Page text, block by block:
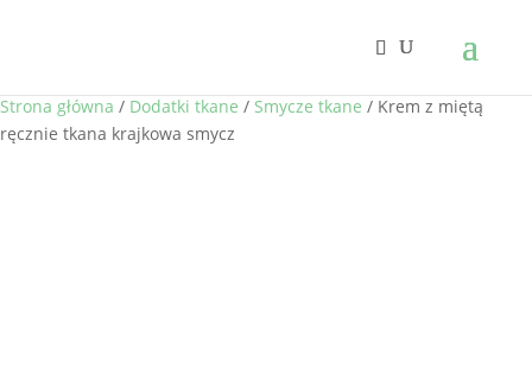
Strona główna / Dodatki tkane / Smycze tkane / Krem z miętą
ręcznie tkana krajkowa smycz